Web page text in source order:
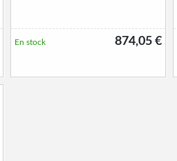
874,05 €
En stock